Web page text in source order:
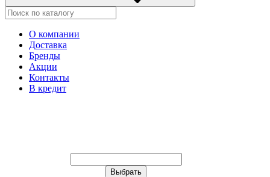
О компании
Доставка
Бренды
Акции
Контакты
В кредит